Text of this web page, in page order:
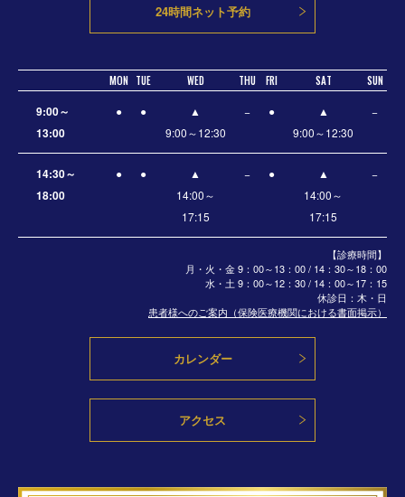
24時間ネット予約
MON TUE WED THU FRI SAT SUN
【診療時間】
月・火・金 9：00～13：00 / 14：30～18：00
水・土 9：00～12：30 / 14：00～17：15
休診日：木・日
患者様へのご案内（保険医療機関における書面掲示）
9:00～
13:00
● ●
▲
9:00～12:30
− ●
▲
9:00～12:30
−
14:30～
18:00
● ●
▲
14:00～
17:15
− ●
▲
14:00～
17:15
−
カレンダー
アクセス